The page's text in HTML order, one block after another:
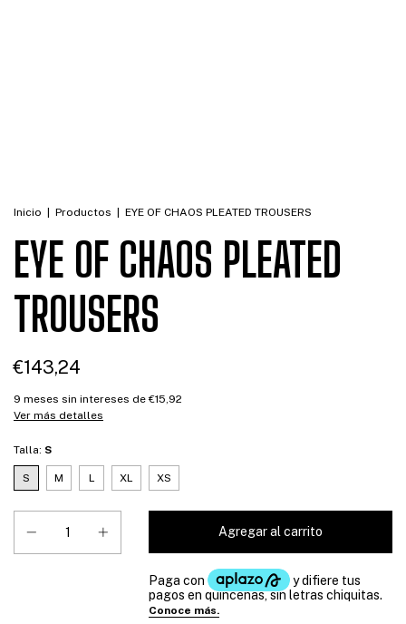
Inicio Productos EYE OF CHAOS PLEATED TROUSERS
EYE OF CHAOS PLEATED
TROUSERS
€143,24
9 meses sin intereses de €15,92
Ver más detalles
Talla: S
S M L XL XS